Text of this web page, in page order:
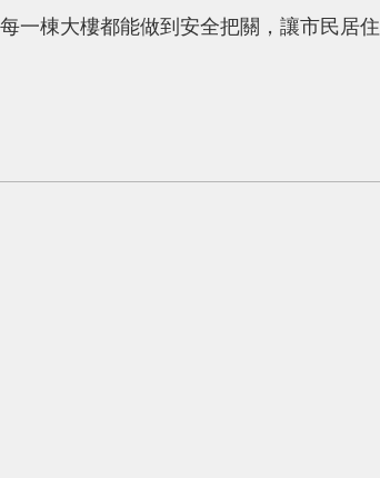
一棟大樓都能做到安全把關，讓市民居住